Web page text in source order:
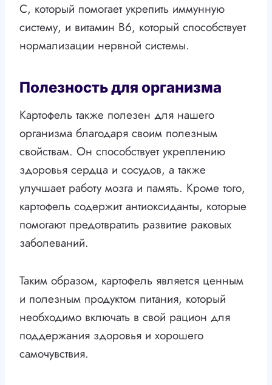
С, который помогает укрепить иммунную
систему, и витамин В6, который способствует
нормализации нервной системы.
Полезность для организма
Картофель также полезен для нашего
организма благодаря своим полезным
свойствам. Он способствует укреплению
здоровья сердца и сосудов, а также
улучшает работу мозга и память. Кроме того,
картофель содержит антиоксиданты, которые
помогают предотвратить развитие раковых
заболеваний.
Таким образом, картофель является ценным
и полезным продуктом питания, который
необходимо включать в свой рацион для
поддержания здоровья и хорошего
самочувствия.